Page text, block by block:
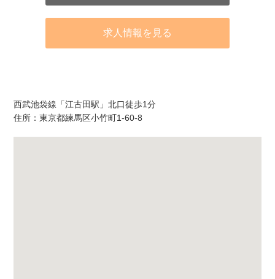
求人情報を見る
西武池袋線「江古田駅」北口徒歩1分
住所：東京都練馬区小竹町1-60-8